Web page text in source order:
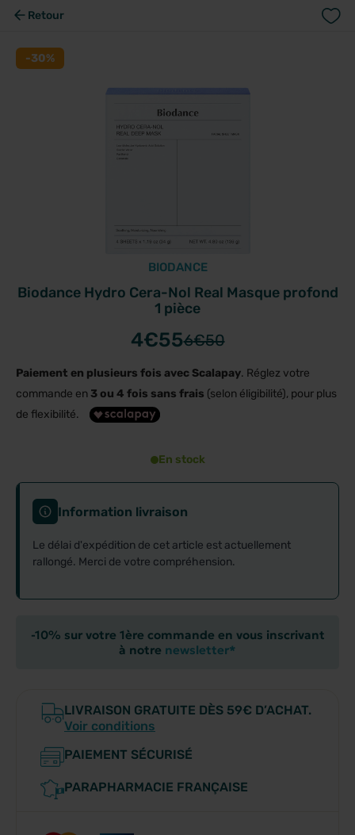
Retour
BIODANCE
Biodance Hydro Cera-Nol Real Masque profond
1 pièce
4€556€50
Paiement en plusieurs fois avec Scalapay. Réglez votre
commande en 3 ou 4 fois sans frais (selon éligibilité), pour plus
de flexibilité.
En stock
Information livraison
Le délai d'expédition de cet article est actuellement
rallongé. Merci de votre compréhension.
-10% sur votre 1ère commande en vous inscrivant
à notre newsletter*
LIVRAISON GRATUITE DÈS 59€ D’ACHAT.
Voir conditions
PAIEMENT SÉCURISÉ
PARAPHARMACIE FRANÇAISE
-30%